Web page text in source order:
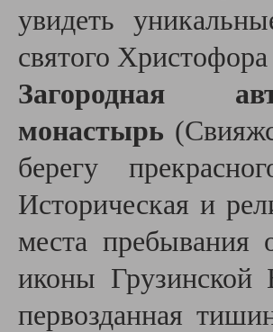
увидеть
святого
Загородная
монастырь
берегу
Историческая и
места пребывания
иконы Грузинской
первозданная